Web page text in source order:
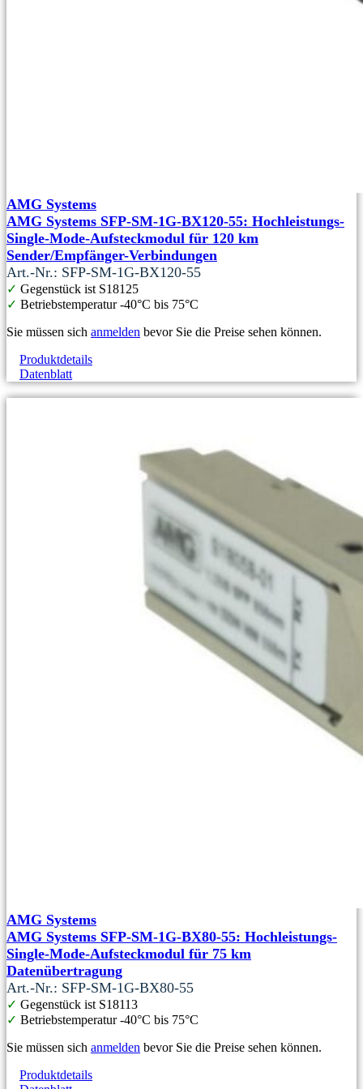
AMG Systems
AMG Systems SFP-SM-1G-BX120-55: Hochleistungs-
Single-Mode-Aufsteckmodul für 120 km
Sender/Empfänger-Verbindungen
Art.-Nr.: SFP-SM-1G-BX120-55
✓ Gegenstück ist S18125
✓ Betriebstemperatur -40°C bis 75°C
Sie müssen sich anmelden bevor Sie die Preise sehen können.
Produktdetails
Datenblatt
AMG Systems
AMG Systems SFP-SM-1G-BX80-55: Hochleistungs-
Single-Mode-Aufsteckmodul für 75 km
Datenübertragung
Art.-Nr.: SFP-SM-1G-BX80-55
✓ Gegenstück ist S18113
✓ Betriebstemperatur -40°C bis 75°C
Sie müssen sich anmelden bevor Sie die Preise sehen können.
Produktdetails